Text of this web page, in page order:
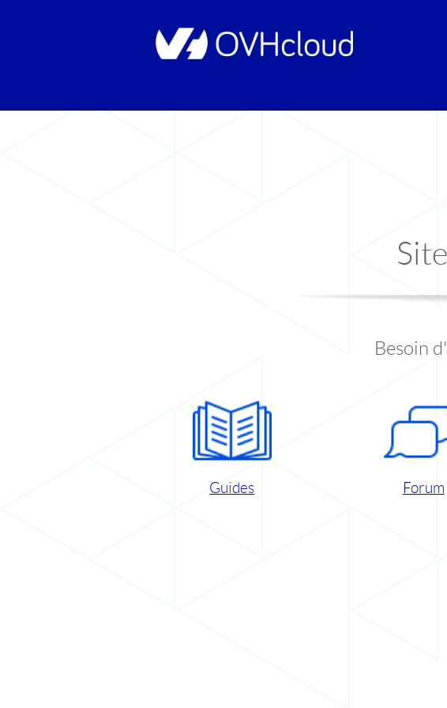
Besoin
Guides Forum